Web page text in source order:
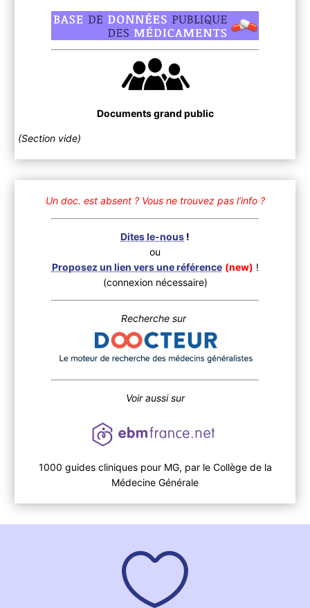
Documents grand public
(Section vide)
Un doc. est absent ? Vous ne trouvez pas l’info ?
Dites le-nous !
ou
Proposez un lien vers une référence (new) !
(connexion nécessaire)
Recherche sur
Voir aussi sur
1000 guides cliniques pour MG, par le Collège de la
Médecine Générale